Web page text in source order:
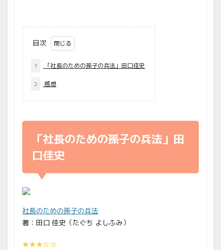
目次
1 「社長のための孫子の兵法」田口佳史
2 感想
「社長のための孫子の兵法」田
口佳史
社長のための孫子の兵法
著：田口 佳史（たぐち よしふみ）
★★★☆☆